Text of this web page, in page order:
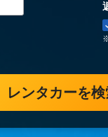
レンタカーを